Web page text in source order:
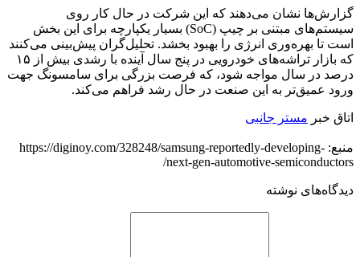
گزارش‌ها نشان می‌دهند که این شرکت در حال کار روی
سیستم‌های مبتنی بر چیپ (SoC) بسیار یکپارچه برای این بخش
است تا بهره‌وری انرژی را بهبود بخشد. تحلیل‌گران پیش‌بینی می‌کنند
که بازار تراشه‌های خودرویی در پنج سال آینده با رشدی بیش از ۱۵
درصد در سال مواجه شود، که فرصت بزرگی برای سامسونگ جهت
ورود عمیق‌تر به این صنعت در حال رشد فراهم می‌کند.
اتاق خبر مستر جانبی
منبع: https://diginoy.com/328248/samsung-reportedly-developing-
next-gen-automotive-semiconductors/
دیدگاه‌های نوشته